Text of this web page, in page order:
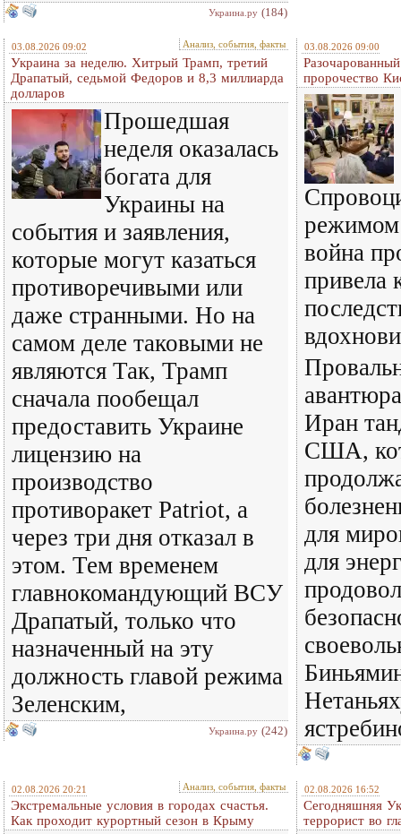
Украина.ру (184)
03.08.2026 09:02 Анализ, события, факты
Украина за неделю. Хитрый Трамп, третий
Драпатый, седьмой Федоров и 8,3 миллиарда
долларов
Прошедшая
неделя оказалась
богата для
Украины на
события и заявления,
которые могут казаться
противоречивыми или
даже странными. Но на
самом деле таковыми не
являются Так, Трамп
сначала пообещал
предоставить Украине
лицензию на
производство
противоракет Patriot, а
через три дня отказал в
этом. Тем временем
главнокомандующий ВСУ
Драпатый, только что
назначенный на эту
должность главой режима
Зеленским,
Украина.ру (242)
03.08.2026 09:00
пророчество
режимом
война
привела
Иран
США,
для
для
02.08.2026 20:21 Анализ, события, факты
Экстремальные условия в городах счастья.
Как проходит курортный сезон в Крыму
02.08.2026 16:52
Сегодняшняя
террорист во